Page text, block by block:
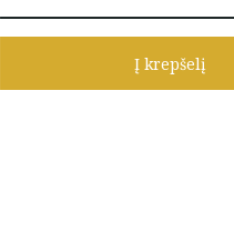
Į krepšelį